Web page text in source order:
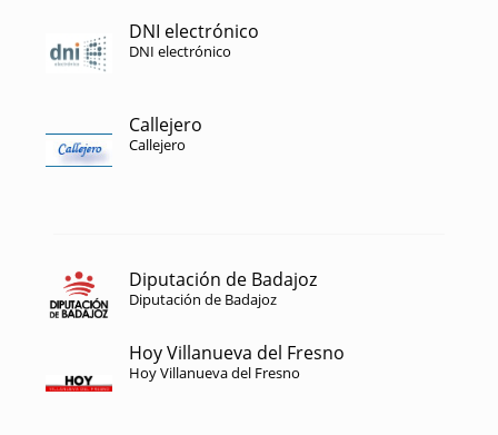
DNI electrónico
DNI electrónico
Callejero
Callejero
Diputación de Badajoz
Diputación de Badajoz
Hoy Villanueva del Fresno
Hoy Villanueva del Fresno